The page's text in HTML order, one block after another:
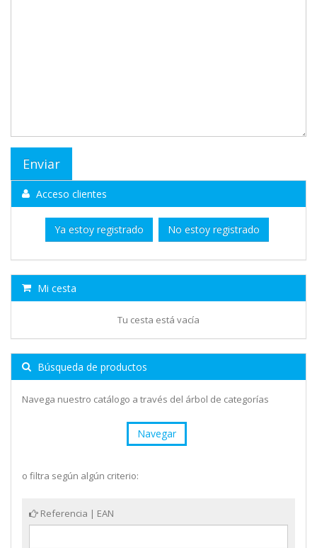
Acceso clientes
Ya estoy registrado No estoy registrado
Mi cesta
Tu cesta está vacía
Búsqueda de productos
Navega nuestro catálogo a través del árbol de categorías
Navegar
o filtra según algún criterio:
Referencia | EAN